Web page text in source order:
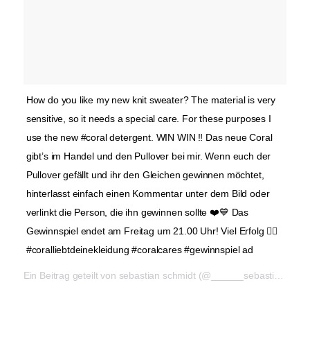
How do you like my new knit sweater? The material is very
sensitive, so it needs a special care. For these purposes I
use the new #coral detergent. WIN WIN ‼️ Das neue Coral
gibt’s im Handel und den Pullover bei mir. Wenn euch der
Pullover gefällt und ihr den Gleichen gewinnen möchtet,
hinterlasst einfach einen Kommentar unter dem Bild oder
verlinkt die Person, die ihn gewinnen sollte ❤️💙 Das
Gewinnspiel endet am Freitag um 21.00 Uhr! Viel Erfolg ✊🏻
#coralliebtdeinekleidung #coralcares #gewinnspiel ad
Ein Beitrag geteilt von sebastian schmidt (@______sebastian) am